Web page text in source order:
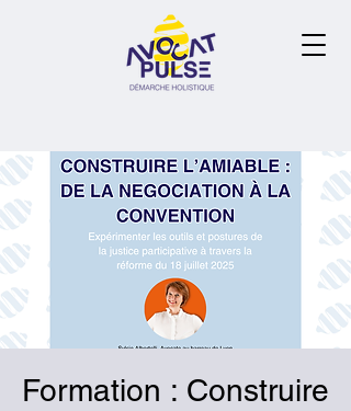
Formation : Construire